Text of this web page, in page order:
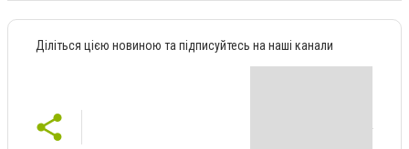
Діліться цією новиною та підписуйтесь на наші канали